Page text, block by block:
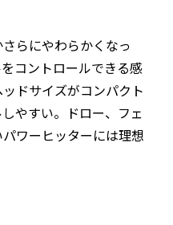
らにやわらかくなっ
コントロールできる感
ドサイズがコンパクト
やすい。ドロー、フェ
ワーヒッターには理想